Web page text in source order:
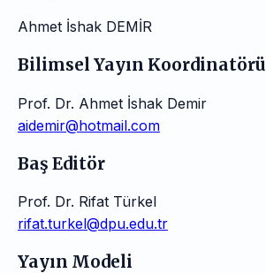
Ahmet İshak DEMİR
Bilimsel Yayın Koordinatörü
Prof. Dr. Ahmet İshak Demir
aidemir@hotmail.com
Baş Editör
Prof. Dr. Rifat Türkel
rifat.turkel@dpu.edu.tr
Yayın Modeli